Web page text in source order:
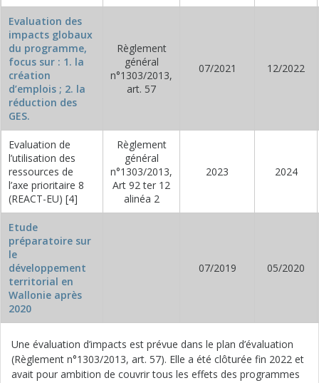
Evaluation des
impacts globaux
du programme,
focus sur : 1. la
création
d’emplois ; 2. la
réduction des
GES.
Règlement
général
n°1303/2013,
art. 57
07/2021 12/2022
Evaluation de
l’utilisation des
ressources de
l’axe prioritaire 8
(REACT-EU) [4]
Règlement
général
n°1303/2013,
Art 92 ter 12
alinéa 2
2023 2024
Etude
préparatoire sur
le
développement
territorial en
Wallonie après
2020
07/2019 05/2020
Une évaluation d’impacts est prévue dans le plan d’évaluation
(Règlement n°1303/2013, art. 57). Elle a été clôturée fin 2022 et
avait pour ambition de couvrir tous les effets des programmes